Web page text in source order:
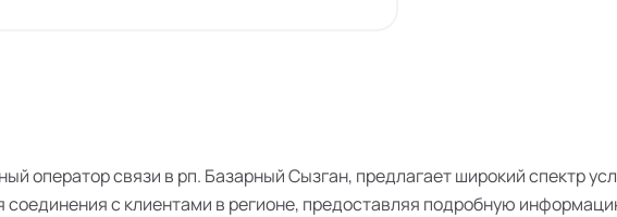
оператор связи в рп. Базарный Сызган, предлагает широкий спектр
с клиентами в регионе, предоставляя подробную